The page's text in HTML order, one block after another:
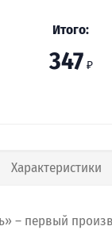
Итого:
347 ₽
Характеристики
– первый